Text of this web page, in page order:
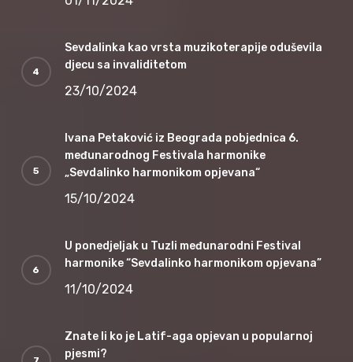
Sevdalinka kao vrsta muzikoterapije oduševila
djecu sa invaliditetom
23/10/2024
Ivana Petaković iz Beograda pobjednica 6.
međunarodnog Festivala harmonike
„Sevdalinko harmonikom opjevana“
15/10/2024
U ponedjeljak u Tuzli međunarodni Festival
harmonike “Sevdalinko harmonikom opjevana”
11/10/2024
Znate li ko je Latif-aga opjevan u popularnoj
pjesmi?